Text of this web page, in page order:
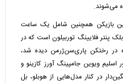
می‌شوند.
بازیکن همچنین شامل یک ساعت
پنتر فلایینگ توربیلون است که در
ستاره در رختکن پاری‌سن‌ژرمن دیده شد،
ویوین جامپینگ آورز کازینو و
در کنار مدل‌هایی از هوبلو، بل